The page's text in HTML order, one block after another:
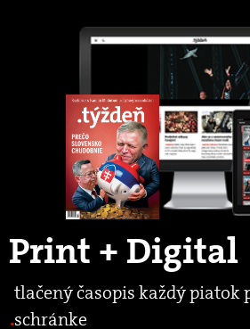
Print + Digital
tlačený časopis každý piatok
schránke